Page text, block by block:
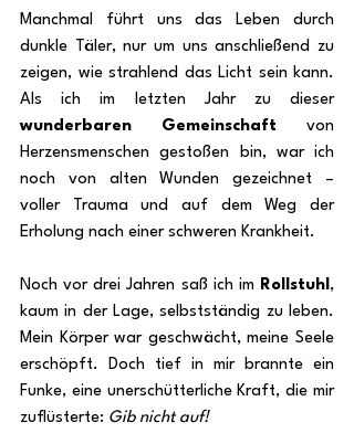
Manchmal führt uns das Leben durch
dunkle Täler, nur um uns anschließend zu
zeigen, wie strahlend das Licht sein kann.
Als ich im letzten Jahr zu dieser
wunderbaren Gemeinschaft von
Herzensmenschen gestoßen bin, war ich
noch von alten Wunden gezeichnet –
voller Trauma und auf dem Weg der
Erholung nach einer schweren Krankheit.
Noch vor drei Jahren saß ich im Rollstuhl ,
kaum in der Lage, selbstständig zu leben.
Mein Körper war geschwächt, meine Seele
erschöpft. Doch tief in mir brannte ein
Funke, eine unerschütterliche Kraft, die mir
zuflüsterte: Gib nicht auf!